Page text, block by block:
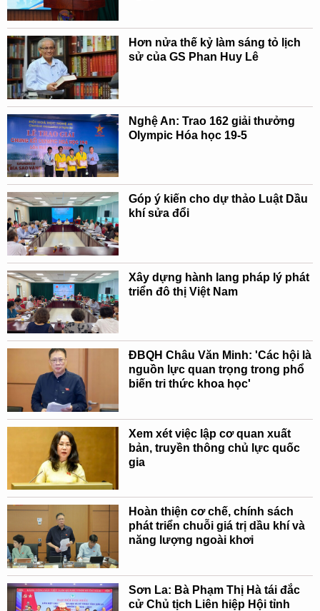
Hơn nửa thế kỷ làm sáng tỏ lịch
sử của GS Phan Huy Lê
Nghệ An: Trao 162 giải thưởng
Olympic Hóa học 19-5
Góp ý kiến cho dự thảo Luật Dầu
khí sửa đổi
Xây dựng hành lang pháp lý phát
triển đô thị Việt Nam
ĐBQH Châu Văn Minh: 'Các hội là
nguồn lực quan trọng trong phổ
biến tri thức khoa học'
Xem xét việc lập cơ quan xuất
bản, truyền thông chủ lực quốc
gia
Hoàn thiện cơ chế, chính sách
phát triển chuỗi giá trị dầu khí và
năng lượng ngoài khơi
Sơn La: Bà Phạm Thị Hà tái đắc
cử Chủ tịch Liên hiệp Hội tỉnh